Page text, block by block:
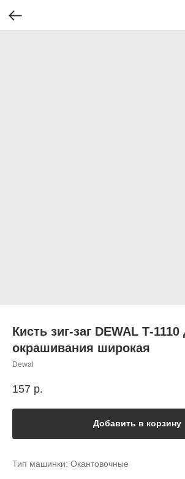
Кисть зиг-заг DEWAL Т-1110
окрашивания широкая
Dewal
157 р.
Добавить в корзину
Тип машинки: Окантовочные